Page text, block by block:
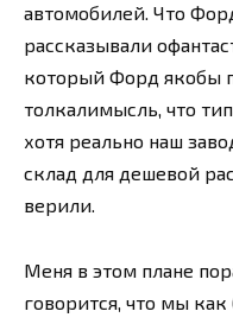
автомобилей. Что
рассказывали
который Форд якобы
толкалимысль, что
хотя реально наш
склад для дешевой
верили.
Меня в этом плане
говорится, что мы